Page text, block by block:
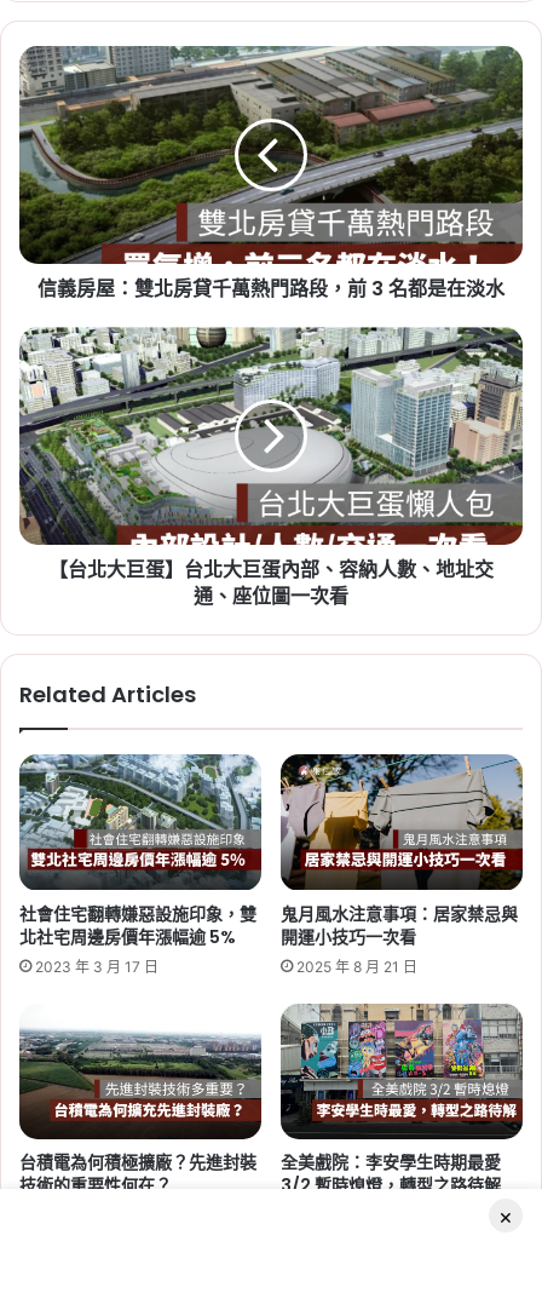
2026-07-23
租賃專法修法急轉彎！3 年租
期、續約漲租上限暫緩，最新重
點一次看
Tag:房東,社會住宅,租屋, 租屋族,租屋注意事
項,租屋糾紛,租屋補助,租屋補助申請 ,
租屋補助
資格
2026-07-20
新竹人注意！竹科旁將新增 838
戶社宅，「金城安居」預計
2029 年完工
,新竹縣,社會住宅,社會住宅
2026-06-29
桃園社會住宅續租租金 2026：
蘆竹一號、平鎮一號、八德三號
社宅分 3 年緩漲
Tag:桃園, 桃園社宅基地 桃園社宅懶人包 ,桃園
社宅戶數 ,桃園社會住宅 桃園租屋,社會住宅, 社
2026-06-16
信
義
房
屋：
雙
北
房
貸
千
門
路
段，
前
3
名
都
是
在
信義房屋：雙北房貸千萬熱門路段，前 3 名都是在淡水
【台
北
大
巨
蛋】
台
北
大
巨
人
址
交
通、
座
位
一
次
看
【台北大巨蛋】台北大巨蛋內部、容納人數、地址交
通、座位圖一次看
Related Articles
社會住宅翻轉嫌惡設施印象，雙
北社宅周邊房價年漲幅逾 5%
2023 年 3 月 17 日
鬼月風水注意事項：居家禁忌與
開運小技巧一次看
2025 年 8 月 21 日
台積電為何積極擴廠？先進封裝
技術的重要性何在？
全美戲院：李安學生時期最愛
3/2 暫時熄燈，轉型之路待解
×